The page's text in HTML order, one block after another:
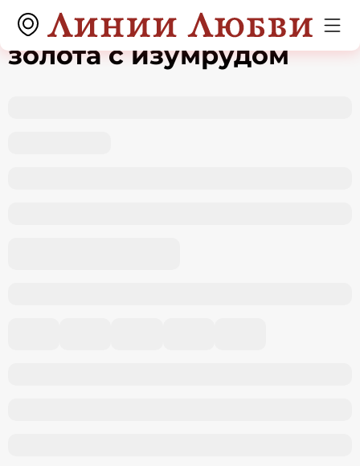
Кольцо из красного
золота с изумрудом